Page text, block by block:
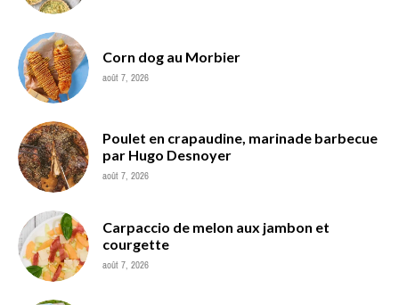
Corn dog au Morbier
août 7, 2026
Poulet en crapaudine, marinade barbecue
par Hugo Desnoyer
août 7, 2026
Carpaccio de melon aux jambon et
courgette
août 7, 2026